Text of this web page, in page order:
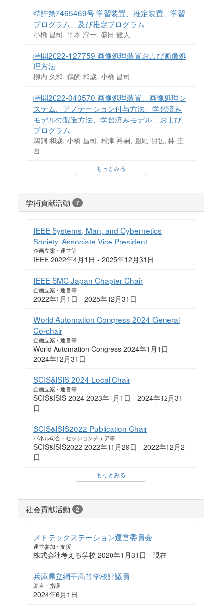
特許第7465469号 学習装置、推定装置、学習
プログラム、及び推定プログラム
小橋 昌司, 平本 淳一, 盛田 健人
特開2022-127759 画像処理装置および画像処
理方法
柳内 久和, 鵜飼 和歳, 小橋 昌司
特開2022-040570 画像処理装置、画像処理シ
ステム、アノテーション付与方法、学習済み
モデルの製造方法、学習済みモデル、および
プログラム
鵜飼 和歳, 小橋 昌司, 村津 裕嗣, 圓尾 明弘, 林 圭
吾
もっとみる
学術貢献活動 7
IEEE Systems, Man, and Cybernetics
Society, Associate Vice President
企画立案・運営等
IEEE 2022年4月1日 - 2025年12月31日
IEEE SMC Japan Chapter Chair
企画立案・運営等
2022年1月1日 - 2025年12月31日
World Automation Congress 2024 General
Co-chair
企画立案・運営等
World Automation Congress 2024年1月1日 -
2024年12月31日
SCIS&ISIS 2024 Local Chair
企画立案・運営等
SCIS&ISIS 2024 2023年1月1日 - 2024年12月31
日
SCIS&ISIS2022 Publication Chair
パネル司会・セッションチェア等
SCIS&ISIS2022 2022年11月29日 - 2022年12月2
日
もっとみる
社会貢献活動 2
メドテックステーション運営委員会
運営参加・支援
株式会社考える学校 2020年1月31日 - 現在
兵庫県立網干高等学校評議員
助言・指導
2024年6月1日